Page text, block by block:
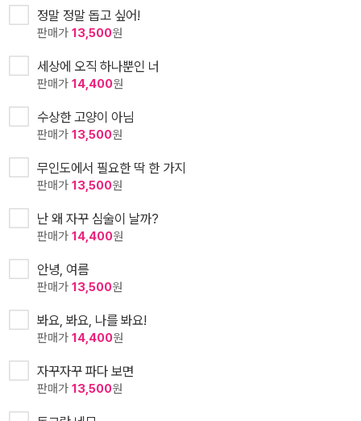
정말 정말 돕고 싶어!
판매가 13,500원
세상에 오직 하나뿐인 너
판매가 14,400원
수상한 고양이 아님
판매가 13,500원
무인도에서 필요한 딱 한 가지
판매가 13,500원
난 왜 자꾸 심술이 날까?
판매가 14,400원
안녕, 여름
판매가 13,500원
봐요, 봐요, 나를 봐요!
판매가 14,400원
자꾸자꾸 파다 보면
판매가 13,500원